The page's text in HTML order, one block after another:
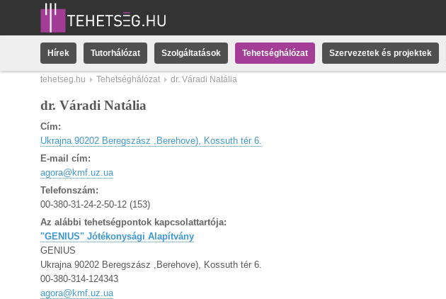
Hírek Tutorhálózat Szolgáltatások Tehetséghálózat Szervezetek és projektek
tehetseg.hu Tehetséghálózat dr. Váradi Natália
dr. Váradi Natália
Cím:
Ukrajna 90202 Beregszász ,Berehove), Kossuth tér 6.
E-mail cím:
agora@kmf.uz.ua
Telefonszám:
00-380-31-24-2-50-12 (153)
Az alábbi tehetségpontok kapcsolattartója:
"GENIUS" Jótékonysági Alapítvány
GENIUS
Ukrajna 90202 Beregszász ,Berehove), Kossuth tér 6.
00-380-314-124343
agora@kmf.uz.ua